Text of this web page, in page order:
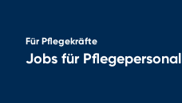
Für Pflegekräfte
Jobs für Pflegepersonal